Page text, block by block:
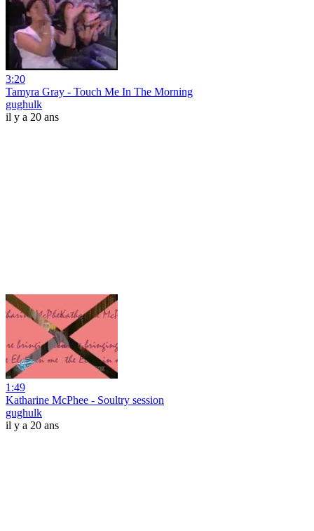
3:20
Tamyra Gray - Touch Me In The Morning
gughulk
il y a 20 ans
1:49
Katharine McPhee - Soultry session
gughulk
il y a 20 ans